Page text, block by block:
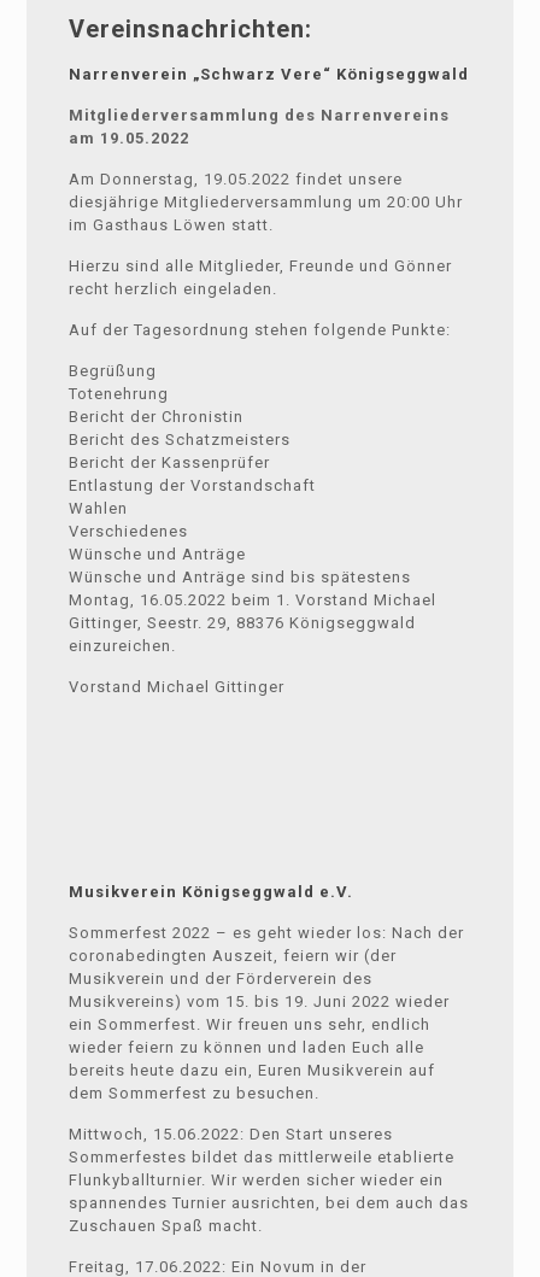
Vereinsnachrichten:
Narrenverein „Schwarz Vere“ Königseggwald
Mitgliederversammlung des Narrenvereins
am 19.05.2022
Am Donnerstag, 19.05.2022 findet unsere
diesjährige Mitgliederversammlung um 20:00 Uhr
im Gasthaus Löwen statt.
Hierzu sind alle Mitglieder, Freunde und Gönner
recht herzlich eingeladen.
Auf der Tagesordnung stehen folgende Punkte:
Begrüßung
Totenehrung
Bericht der Chronistin
Bericht des Schatzmeisters
Bericht der Kassenprüfer
Entlastung der Vorstandschaft
Wahlen
Verschiedenes
Wünsche und Anträge
Wünsche und Anträge sind bis spätestens
Montag, 16.05.2022 beim 1. Vorstand Michael
Gittinger, Seestr. 29, 88376 Königseggwald
einzureichen.
Vorstand Michael Gittinger
Musikverein Königseggwald e.V.
Sommerfest 2022 – es geht wieder los: Nach der
coronabedingten Auszeit, feiern wir (der
Musikverein und der Förderverein des
Musikvereins) vom 15. bis 19. Juni 2022 wieder
ein Sommerfest. Wir freuen uns sehr, endlich
wieder feiern zu können und laden Euch alle
bereits heute dazu ein, Euren Musikverein auf
dem Sommerfest zu besuchen.
Mittwoch, 15.06.2022: Den Start unseres
Sommerfestes bildet das mittlerweile etablierte
Flunkyballturnier. Wir werden sicher wieder ein
spannendes Turnier ausrichten, bei dem auch das
Zuschauen Spaß macht.
Freitag, 17.06.2022: Ein Novum in der